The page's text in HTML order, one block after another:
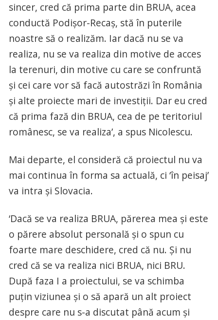
sincer, cred că prima parte din BRUA, acea
conductă Podişor-Recaş, stă în puterile
noastre să o realizăm. Iar dacă nu se va
realiza, nu se va realiza din motive de acces
la terenuri, din motive cu care se confruntă
şi cei care vor să facă autostrăzi în România
şi alte proiecte mari de investiţii. Dar eu cred
că prima fază din BRUA, cea de pe teritoriul
românesc, se va realiza’, a spus Nicolescu.
Mai departe, el consideră că proiectul nu va
mai continua în forma sa actuală, ci ‘în peisaj’
va intra şi Slovacia.
‘Dacă se va realiza BRUA, părerea mea şi este
o părere absolut personală şi o spun cu
foarte mare deschidere, cred că nu. Şi nu
cred că se va realiza nici BRUA, nici BRU.
După faza I a proiectului, se va schimba
puţin viziunea şi o să apară un alt proiect
despre care nu s-a discutat până acum şi